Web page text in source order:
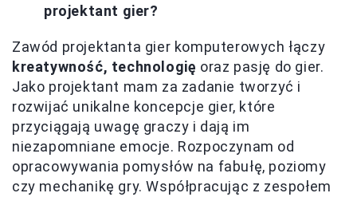
projektant gier?
Zawód projektanta gier komputerowych łączy
kreatywność, technologię oraz pasję do gier.
Jako projektant mam za zadanie tworzyć i
rozwijać unikalne koncepcje gier, które
przyciągają uwagę graczy i dają im
niezapomniane emocje. Rozpoczynam od
opracowywania pomysłów na fabułę, poziomy
czy mechanikę gry. Współpracując z zespołem